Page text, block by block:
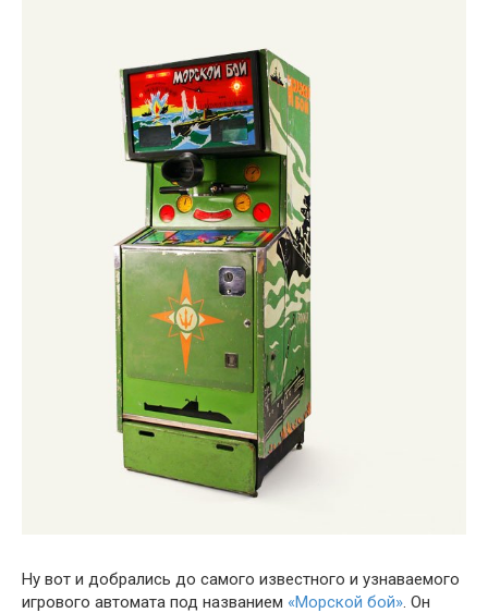
Ну вот и добрались до самого известного и узнаваемого
игрового автомата под названием «Морской бой». Он